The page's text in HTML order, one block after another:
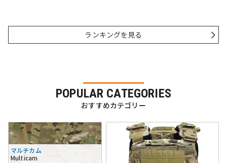
ランキングを見る
POPULAR CATEGORIES
おすすめカテゴリー
マルチカム
Multicam